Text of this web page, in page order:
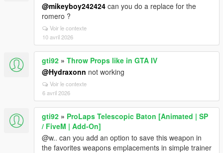
@mikeyboy242424 can you do a replace for the
romero ?
Voir le contexte
10 avril 2026
gti92 » Throw Props like in GTA IV
@Hydraxonn not working
Voir le contexte
6 avril 2026
gti92 » ProLaps Telescopic Baton [Animated | SP
/ FiveM | Add-On]
@w.. can you add an option to save this weapon in
the favorites weapons emplacements in simple trainer